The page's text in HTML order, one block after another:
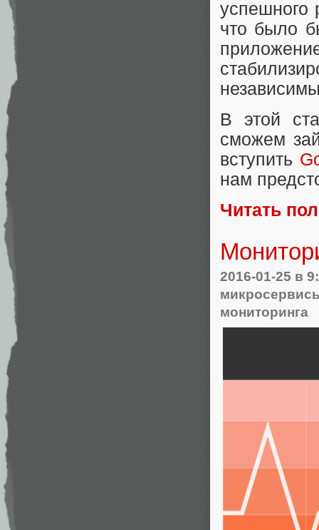
успешного
что было
В этой
сможем
вступить
нам
Читать
2016-01-25 в
мониторинга